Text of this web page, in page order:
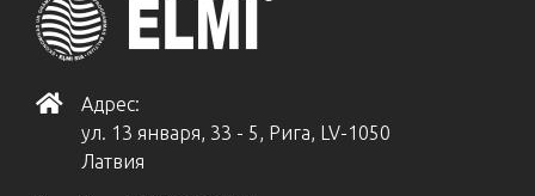
Адрес:
ул. 13 января, 33 - 5, Рига, LV-1050
Латвия